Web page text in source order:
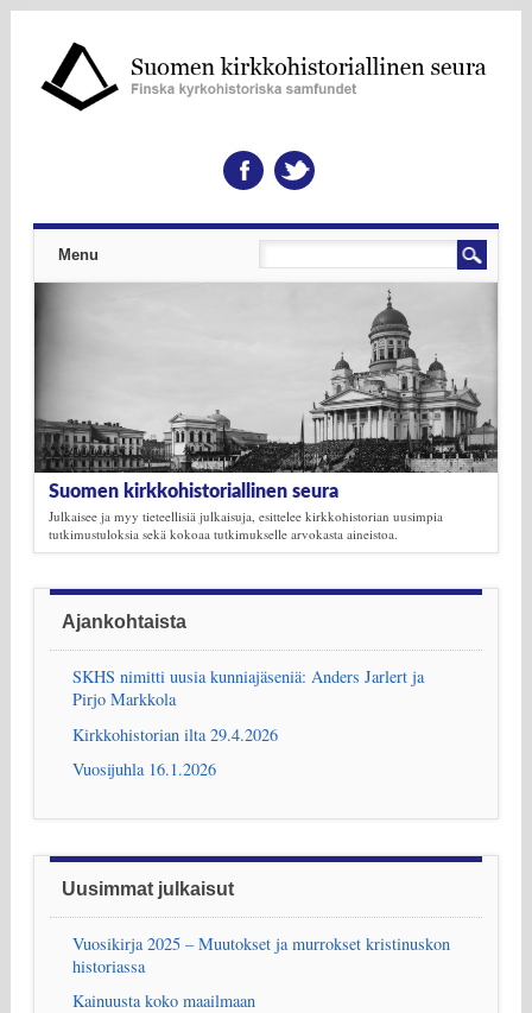
Päävalikko
Menu
Suomen kirkkohistoriallinen seura
Julkaisee ja myy tieteellisiä julkaisuja, esittelee kirkkohistorian uusimpia
tutkimustuloksia sekä kokoaa tutkimukselle arvokasta aineistoa.
Ajankohtaista
SKHS nimitti uusia kunniajäseniä: Anders Jarlert ja
Pirjo Markkola
Kirkkohistorian ilta 29.4.2026
Vuosijuhla 16.1.2026
Uusimmat julkaisut
Vuosikirja 2025 – Muutokset ja murrokset kristinuskon
historiassa
Kainuusta koko maailmaan